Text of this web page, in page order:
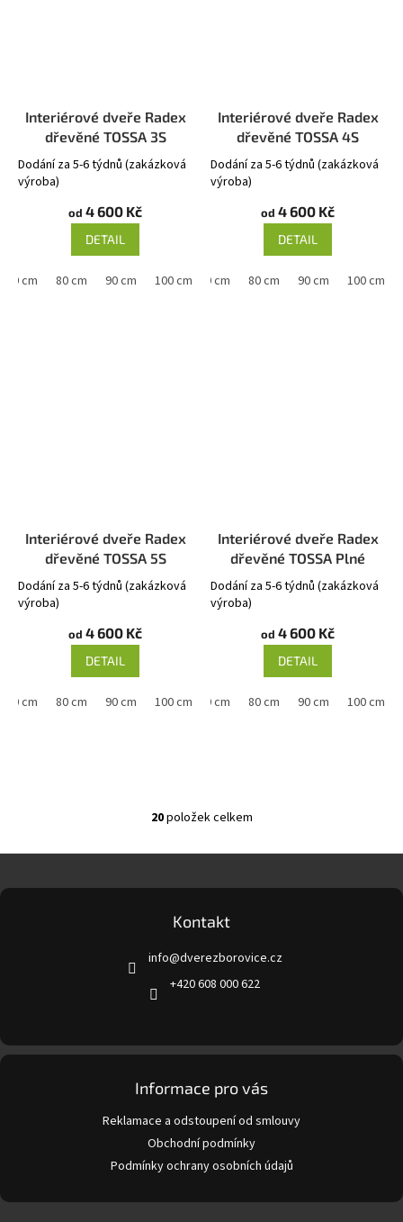
Interiérové dveře Radex
dřevěné TOSSA 3S
Dodání za 5-6 týdnů (zakázková
výroba)
od 4 600 Kč
DETAIL
70 cm 80 cm 90 cm 100 cm
Interiérové dveře Radex
dřevěné TOSSA 4S
Dodání za 5-6 týdnů (zakázková
výroba)
od 4 600 Kč
DETAIL
60 cm 70 cm 80 cm 90 cm 100 cm
Interiérové dveře Radex
dřevěné TOSSA 5S
Dodání za 5-6 týdnů (zakázková
výroba)
od 4 600 Kč
DETAIL
70 cm 80 cm 90 cm 100 cm
Interiérové dveře Radex
dřevěné TOSSA Plné
Dodání za 5-6 týdnů (zakázková
výroba)
od 4 600 Kč
DETAIL
60 cm 70 cm 80 cm 90 cm 100 cm
O
l
d
c
p
r
v
p
i
s
u
20položek celkem
Kontakt
info@dverezborovice.cz
+420 608 000 622
Informace pro vás
Reklamace a odstoupení od smlouvy
Obchodní podmínky
Podmínky ochrany osobních údajů